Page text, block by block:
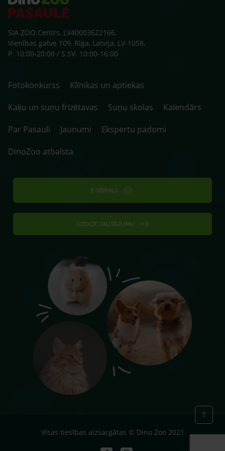
SIA ZOO Centrs, LV40003622166,
Vienības gatve 109, Rīga, Latvija, LV-1058.
P. 10:00-20:00 / S.SV. 10:00-16:00
Fotokonkurss
Klīnikas un aptiekas
Kaķu un suņu frizētavas
Suņu skolas
Kalendārs
Par Pasauli
Jaunumi
Ekspertu padomi
DinoZoo atbalsta
E-VEIKALS
UZDOT JAUTĀJUMU
Visas tiesības aizsargātas © Dino Zoo 2021